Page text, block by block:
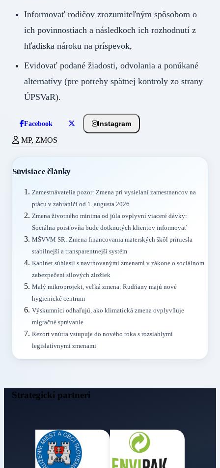
Informovať rodičov zrozumiteľným spôsobom o
ich povinnostiach a následkoch ich rozhodnutí z
hľadiska nároku na príspevok,
Evidovať podané žiadosti, odvolania a ponúkané
alternatívy (pre potreby spätnej kontroly zo strany
ÚPSVaR).
Facebook Instagram
MP, ZMOS
Súvisiace články
Zamestnávatelia pozor: Zmena pri vysielaní zamestnancov na
prácu v zahraničí od 1. augusta 2026
Zmena životného minima od júla ovplyvní viaceré dávky:
Sociálna poisťovňa bude dotknutých klientov informovať
MŠVVM SR: Zmena financovania materských škôl priniesla
stabilnejší a transparentnejší systém
Kabinet súhlasil s navrhovanými zmenami v zákone o sociálnom
zabezpečení silových zložiek
Malý mikroprojekt, veľká zmena: Rudňany majú nové
hygienické centrum
Výskumníci odhaľujú, ako klimatická zmena ovplyvňuje
migračné správanie
Rezort vnútra vstupuje do nového roka s rozsiahlymi
legislatívnymi zmenami
Strategickí partneri